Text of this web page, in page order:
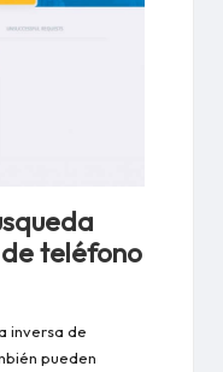
teléfono
inversa de
pueden